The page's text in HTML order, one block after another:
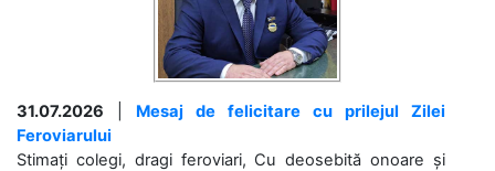
31.07.2026
Mesaj de felicitare cu prilejul Zilei
Feroviarului
Stimați colegi, dragi feroviari, Cu deosebită onoare și